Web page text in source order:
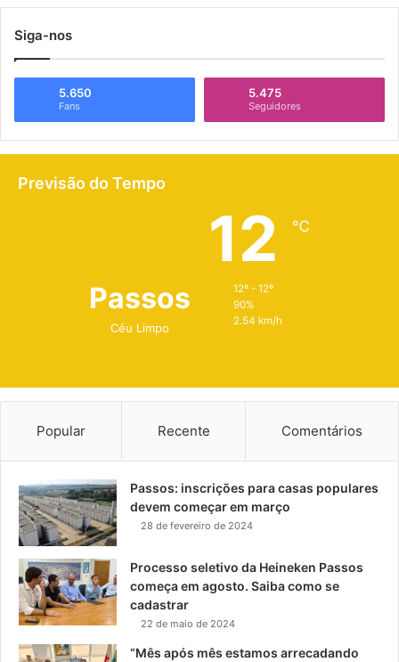
Siga-nos
5.650
Fans
5.475
Seguidores
Previsão do Tempo
Passos
Céu Limpo
12 ℃
12º - 12º
90%
2.54 km/h
Popular Recente Comentários
Passos: inscrições para casas populares
devem começar em março
28 de fevereiro de 2024
Processo seletivo da Heineken Passos
começa em agosto. Saiba como se
cadastrar
22 de maio de 2024
“Mês após mês estamos arrecadando